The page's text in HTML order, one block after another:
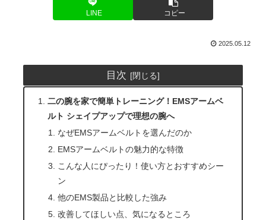
LINE コピー
2025.05.12
目次
二の腕を家で簡単トレーニング！EMSアームベ
ルト シェイプアップで理想の腕へ
なぜEMSアームベルトを選んだのか
EMSアームベルトの魅力的な特徴
こんな人にぴったり！使い方とおすすめシー
ン
他のEMS製品と比較した強み
改善してほしい点、気になるところ